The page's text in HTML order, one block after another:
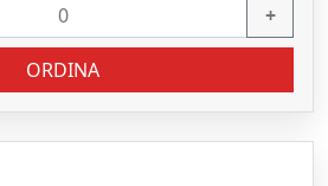
+
ORDINA